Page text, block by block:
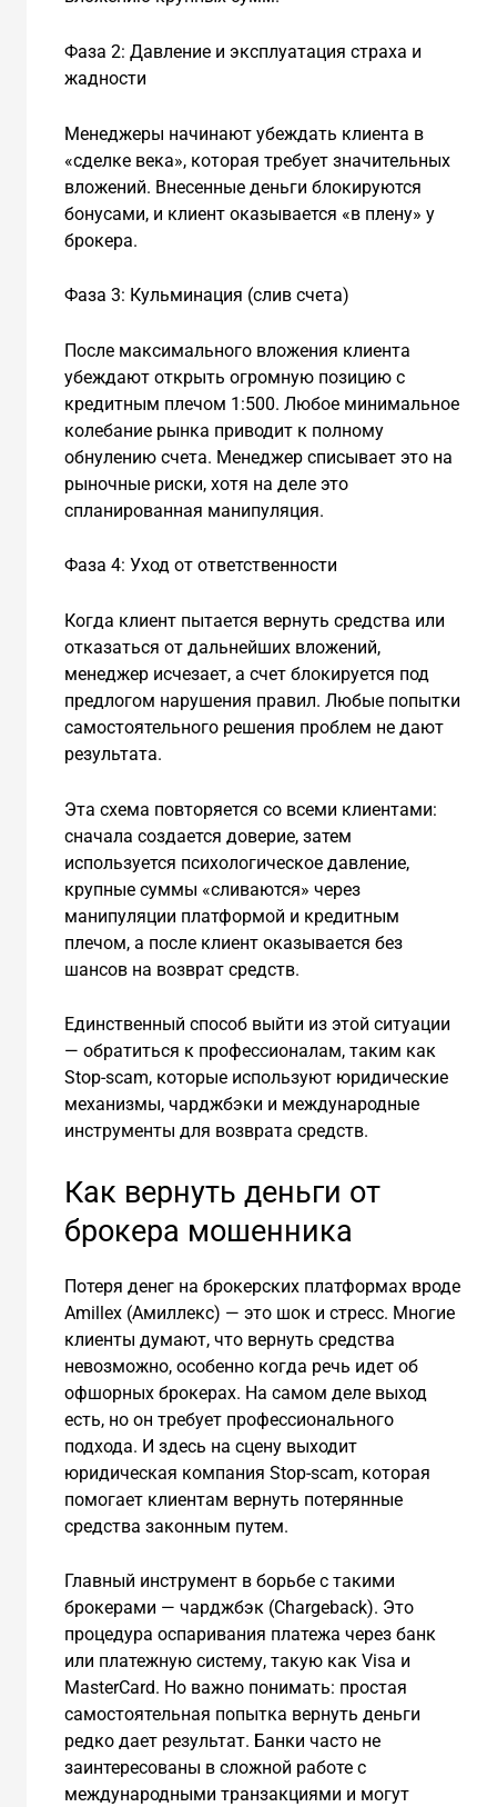
Фаза 2: Давление и эксплуатация страха и
жадности
Менеджеры начинают убеждать клиента в
«сделке века», которая требует значительных
вложений. Внесенные деньги блокируются
бонусами, и клиент оказывается «в плену» у
брокера.
Фаза 3: Кульминация (слив счета)
После максимального вложения клиента
убеждают открыть огромную позицию с
кредитным плечом 1:500. Любое минимальное
колебание рынка приводит к полному
обнулению счета. Менеджер списывает это на
рыночные риски, хотя на деле это
спланированная манипуляция.
Фаза 4: Уход от ответственности
Когда клиент пытается вернуть средства или
отказаться от дальнейших вложений,
менеджер исчезает, а счет блокируется под
предлогом нарушения правил. Любые попытки
самостоятельного решения проблем не дают
результата.
Эта схема повторяется со всеми клиентами:
сначала создается доверие, затем
используется психологическое давление,
крупные суммы «сливаются» через
манипуляции платформой и кредитным
плечом, а после клиент оказывается без
шансов на возврат средств.
Единственный способ выйти из этой ситуации
— обратиться к профессионалам, таким как
Stop-scam, которые используют юридические
механизмы, чарджбэки и международные
инструменты для возврата средств.
Как вернуть деньги от
брокера мошенника
Потеря денег на брокерских платформах вроде
Amillex (Амиллекс) — это шок и стресс. Многие
клиенты думают, что вернуть средства
невозможно, особенно когда речь идет об
офшорных брокерах. На самом деле выход
есть, но он требует профессионального
подхода. И здесь на сцену выходит
юридическая компания Stop-scam, которая
помогает клиентам вернуть потерянные
средства законным путем.
Главный инструмент в борьбе с такими
брокерами — чарджбэк (Chargeback). Это
процедура оспаривания платежа через банк
или платежную систему, такую как Visa и
MasterCard. Но важно понимать: простая
самостоятельная попытка вернуть деньги
редко дает результат. Банки часто не
заинтересованы в сложной работе с
международными транзакциями и могут